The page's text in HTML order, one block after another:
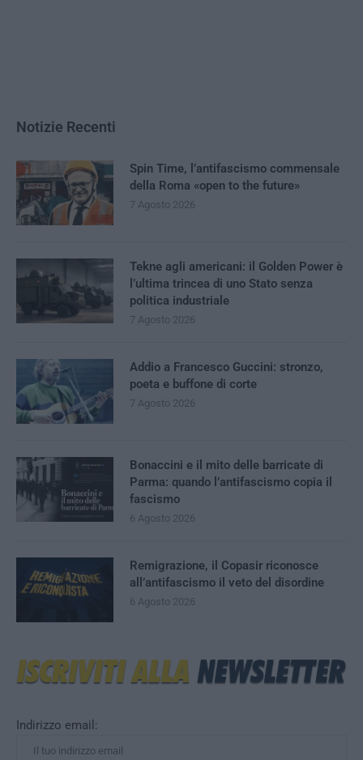
Indirizzo email:
Notizie Recenti
Spin Time, l’antifascismo commensale
della Roma «open to the future»
7 Agosto 2026
Tekne agli americani: il Golden Power è
l’ultima trincea di uno Stato senza
politica industriale
7 Agosto 2026
Addio a Francesco Guccini: stronzo,
poeta e buffone di corte
7 Agosto 2026
Bonaccini e il mito delle barricate di
Parma: quando l’antifascismo copia il
fascismo
6 Agosto 2026
Remigrazione, il Copasir riconosce
all’antifascismo il veto del disordine
6 Agosto 2026